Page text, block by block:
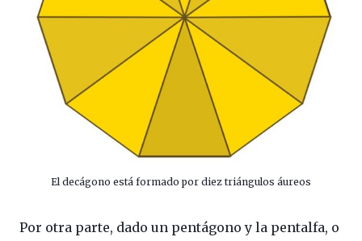
El decágono está formado por diez triángulos áureos
Por otra parte, dado un pentágono y la pentalfa, o